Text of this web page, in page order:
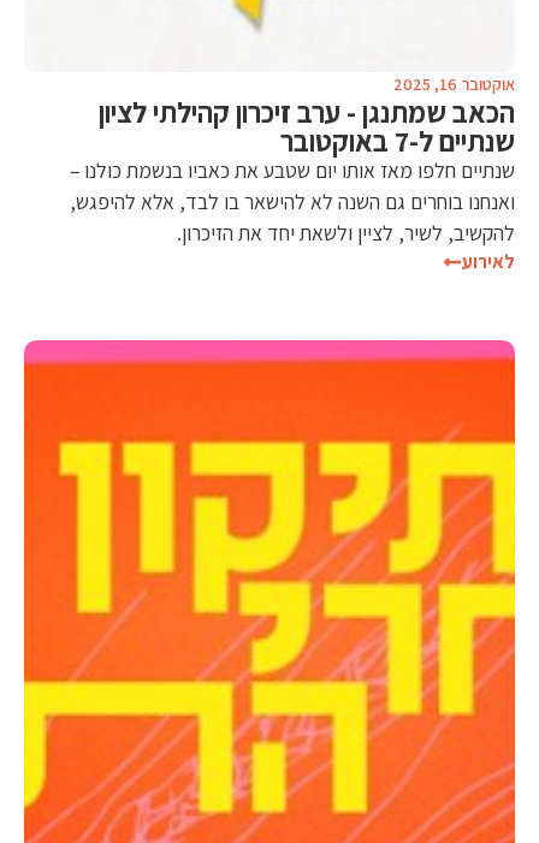
אוקטובר 16, 2025
הכאב שמתנגן - ערב זיכרון קהילתי לציון
שנתיים ל-7 באוקטובר
שנתיים חלפו מאז אותו יום שטבע את כאביו בנשמת כולנו –
ואנחנו בוחרים גם השנה לא להישאר בו לבד, אלא להיפגש,
להקשיב, לשיר, לציין ולשאת יחד את הזיכרון.
לאירוע